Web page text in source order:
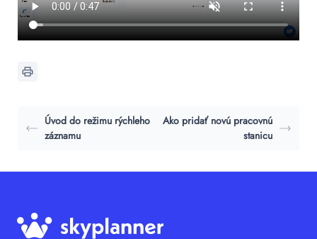
Úvod do režimu rýchleho
záznamu
Ako pridať novú pracovnú
stanicu